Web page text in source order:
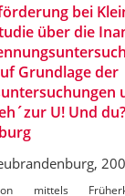
bei
über die
Grundlage der
U! Und
mittels